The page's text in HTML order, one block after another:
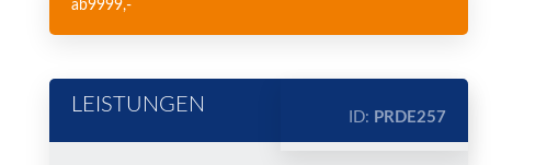
ab9999,-
LEISTUNGEN
ID: PRDE257